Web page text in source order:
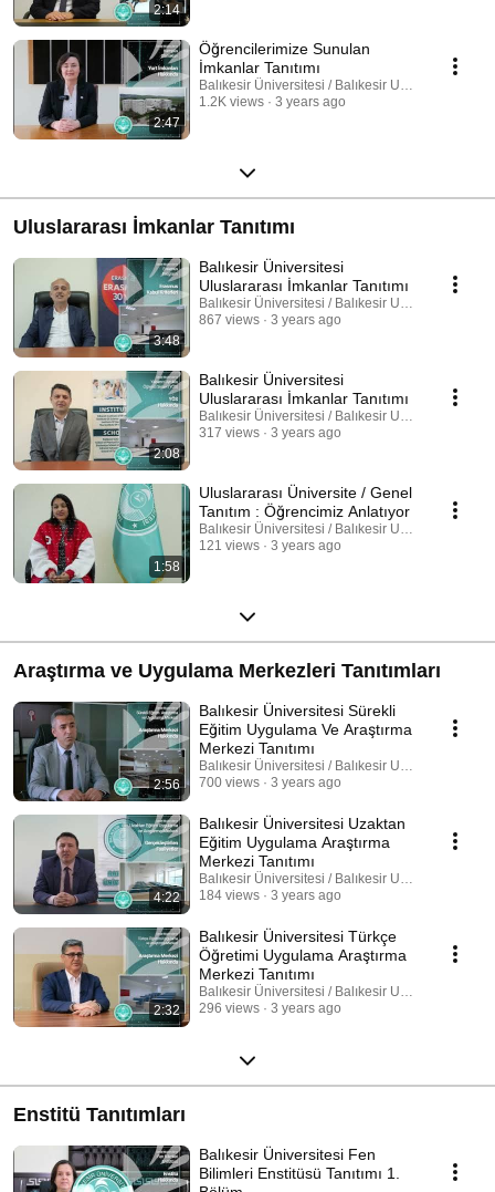
2:14
2:47
Öğrencilerimize Sunulan
İmkanlar Tanıtımı
Balıkesir Üniversitesi / Balıkesir University
1.2K views
3 years ago
Uluslararası İmkanlar Tanıtımı
3:48
Balıkesir Üniversitesi
Uluslararası İmkanlar Tanıtımı
Balıkesir Üniversitesi / Balıkesir University
867 views
3 years ago
2:08
Balıkesir Üniversitesi
Uluslararası İmkanlar Tanıtımı
Balıkesir Üniversitesi / Balıkesir University
317 views
3 years ago
1:58
Uluslararası Üniversite / Genel
Tanıtım : Öğrencimiz Anlatıyor
Balıkesir Üniversitesi / Balıkesir University
121 views
3 years ago
Araştırma ve Uygulama Merkezleri Tanıtımları
2:56
Balıkesir Üniversitesi Sürekli
Eğitim Uygulama Ve Araştırma
Merkezi Tanıtımı
Balıkesir Üniversitesi / Balıkesir University
700 views
3 years ago
4:22
Balıkesir Üniversitesi Uzaktan
Eğitim Uygulama Araştırma
Merkezi Tanıtımı
Balıkesir Üniversitesi / Balıkesir University
184 views
3 years ago
2:32
Balıkesir Üniversitesi Türkçe
Öğretimi Uygulama Araştırma
Merkezi Tanıtımı
Balıkesir Üniversitesi / Balıkesir University
296 views
3 years ago
Enstitü Tanıtımları
Balıkesir Üniversitesi Fen
Bilimleri Enstitüsü Tanıtımı 1.